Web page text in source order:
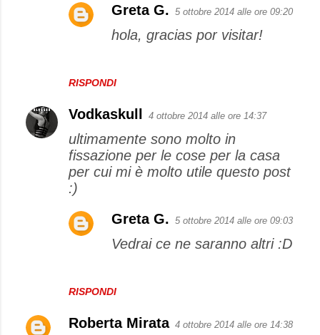
RISPONDI
Greta G. 5 ottobre 2014 alle ore 09:20
hola, gracias por visitar!
Vodkaskull 4 ottobre 2014 alle ore 14:37
ultimamente sono molto in
fissazione per le cose per la casa
per cui mi è molto utile questo post
:)
RISPONDI
Greta G. 5 ottobre 2014 alle ore 09:03
Vedrai ce ne saranno altri :D
Roberta Mirata 4 ottobre 2014 alle ore 14:38